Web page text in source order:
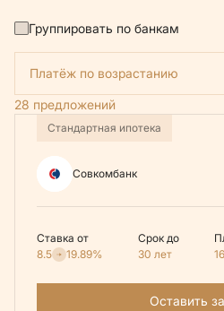
Группировать по банкам
Платёж по возрастанию
28 предложений
Стандартная ипотека
Совкомбанк
Ставка от
8.5
19.89%
Срок до
30 лет
Оставить